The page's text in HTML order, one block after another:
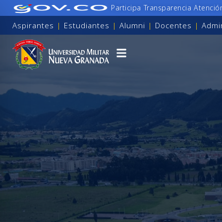
Participa Transparencia
Aspirantes | Estudiantes | Alumni | Docentes |
para personas con discapacidad visual